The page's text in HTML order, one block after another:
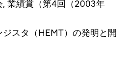
, 業績賞（第4回（2003年
スタ（HEMT）の発明と開